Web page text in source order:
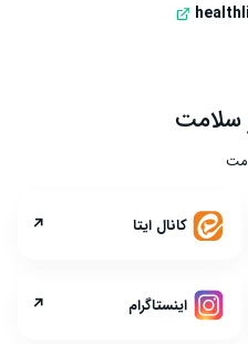
سلامت
کانال ایتا ↗
اینستاگرام ↗